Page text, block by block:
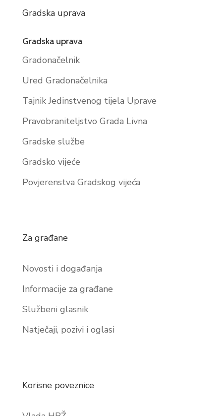
Gradska uprava
Gradska uprava
Gradonačelnik
Ured Gradonačelnika
Tajnik Jedinstvenog tijela Uprave
Pravobraniteljstvo Grada Livna
Gradske službe
Gradsko vijeće
Povjerenstva Gradskog vijeća
Za građane
Novosti i događanja
Informacije za građane
Službeni glasnik
Natječaji, pozivi i oglasi
Korisne poveznice